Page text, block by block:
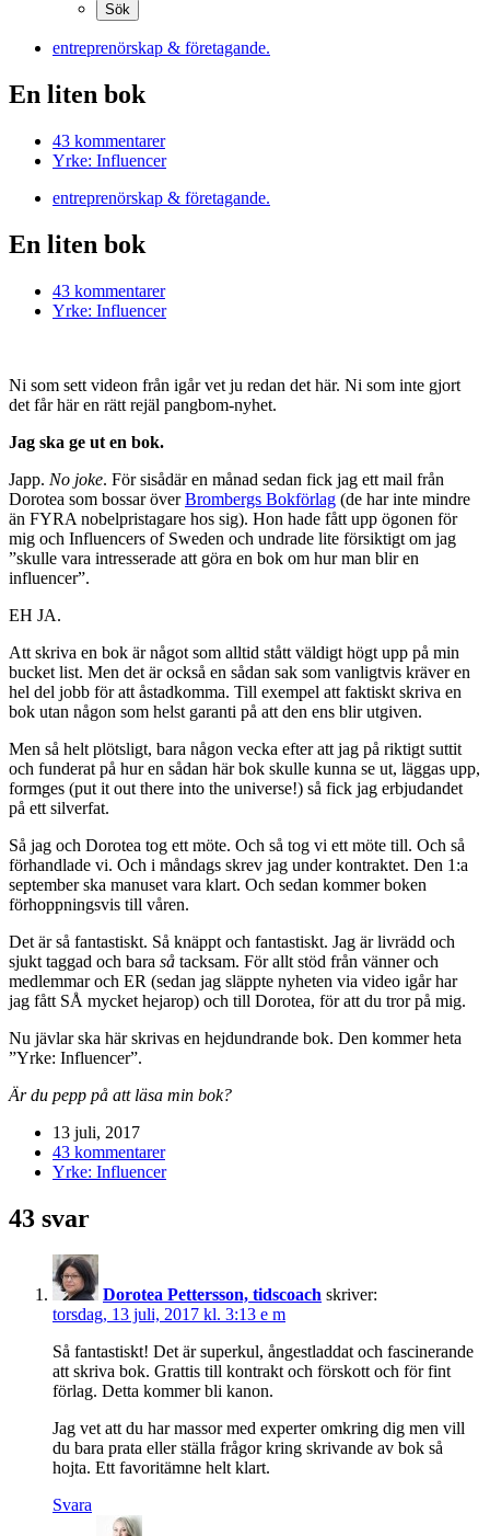
entreprenörskap & företagande.
En liten bok
43 kommentarer
Yrke: Influencer
entreprenörskap & företagande.
En liten bok
43 kommentarer
Yrke: Influencer
Ni som sett videon från igår vet ju redan det här. Ni som inte gjort
det får här en rätt rejäl pangbom-nyhet.
Jag ska ge ut en bok.
Japp. No joke. För sisådär en månad sedan fick jag ett mail från
Dorotea som bossar överBrombergs Bokförlag (de har inte mindre
än FYRA nobelpristagare hos sig). Hon hade fått upp ögonen för
mig och Influencers of Sweden och undrade lite försiktigt om jag
”skulle vara intresserade att göra en bok om hur man blir en
influencer”.
EH JA.
Att skriva en bok är något som alltid stått väldigt högt upp på min
bucket list. Men det är också en sådan sak som vanligtvis kräver en
hel del jobb för att åstadkomma. Till exempel att faktiskt skriva en
bok utan någon som helst garanti på att den ens blir utgiven.
Men så helt plötsligt, bara någon vecka efter att jag på riktigt suttit
och funderat på hur en sådan här bok skulle kunna se ut, läggas upp,
formges (put it out there into the universe!) så fick jag erbjudandet
på ett silverfat.
Så jag och Dorotea tog ett möte. Och så tog vi ett möte till. Och så
förhandlade vi. Och i måndags skrev jag under kontraktet. Den 1:a
september ska manuset vara klart. Och sedan kommer boken
förhoppningsvis till våren.
Det är så fantastiskt. Så knäppt och fantastiskt. Jag är livrädd och
sjukt taggad och bara så tacksam. För allt stöd från vänner och
medlemmar och ER (sedan jag släppte nyheten via video igår har
jag fått SÅ mycket hejarop) och till Dorotea, för att du tror på mig.
Nu jävlar ska här skrivas en hejdundrande bok. Den kommer heta
”Yrke: Influencer”.
Är du pepp på att läsa min bok?
13 juli, 2017
43 kommentarer
Yrke: Influencer
43 svar
Dorotea Pettersson, tidscoach skriver:
torsdag, 13 juli, 2017 kl. 3:13 e m
Så fantastiskt! Det är superkul, ångestladdat och fascinerande
att skriva bok. Grattis till kontrakt och förskott och för fint
förlag. Detta kommer bli kanon.
Jag vet att du har massor med experter omkring dig men vill
du bara prata eller ställa frågor kring skrivande av bok så
hojta. Ett favoritämne helt klart.
Svara